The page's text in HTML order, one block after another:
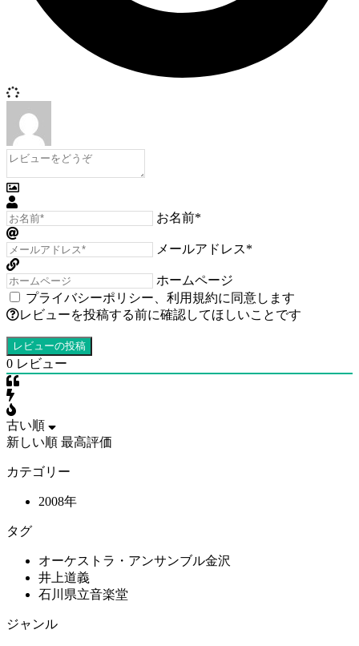
お名前*
メールアドレス*
ホームページ
プライバシーポリシー
利用規約に同意します
レビューを投稿する前に確認してほしいことです
0 レビュー
古い順
新しい順 最高評価
カテゴリー
2008年
タグ
オーケストラ・アンサンブル金沢
井上道義
石川県立音楽堂
ジャンル